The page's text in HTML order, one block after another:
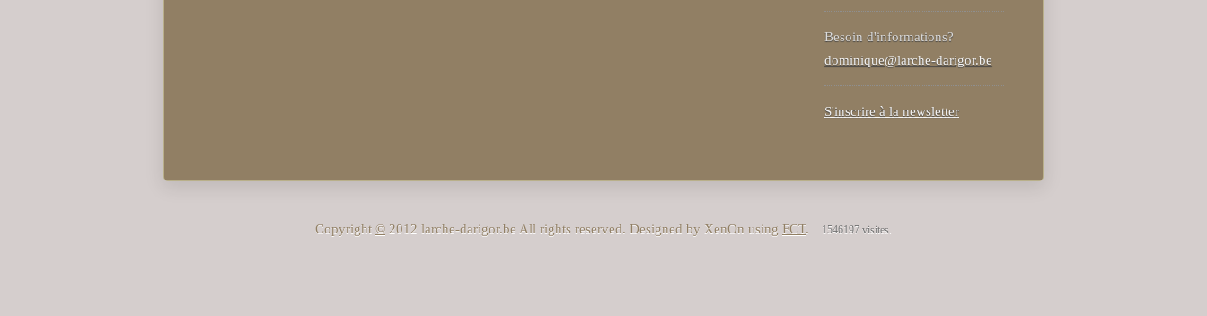
Besoin d'informations?
dominique@larche-darigor.be
S'inscrire à la newsletter
Copyright © 2012 larche-darigor.be All rights reserved. Designed by XenOn using FCT. 1546197 visites.